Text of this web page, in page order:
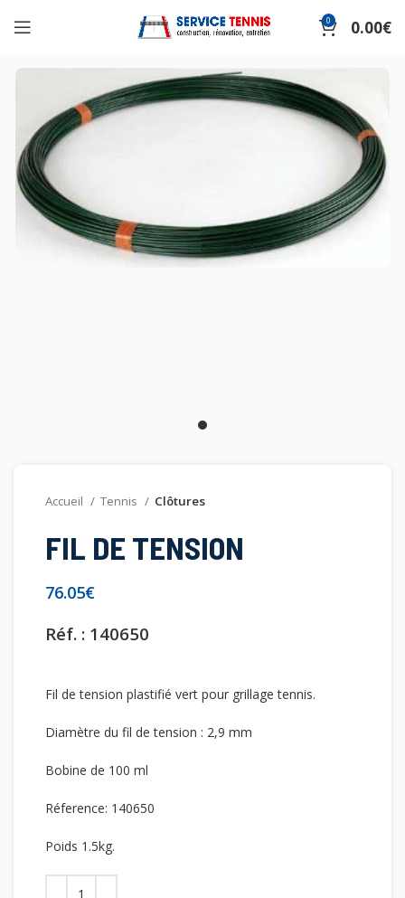
0 0.00€
Accueil Tennis Clôtures
FIL DE TENSION
€
Réf. : 140650
Fil de tension plastifié vert pour grillage tennis.
Diamètre du fil de tension : 2,9 mm
Bobine de 100 ml
Réference: 140650
Poids 1.5kg.